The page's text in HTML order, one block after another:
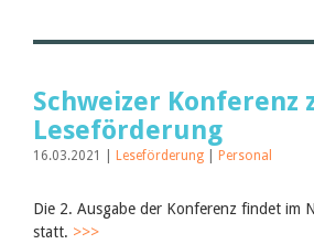
Schweizer Konferenz
Leseförderung
16.03.2021 | Leseförderung Personal
Die 2. Ausgabe der Konferenz findet im
statt. >>>